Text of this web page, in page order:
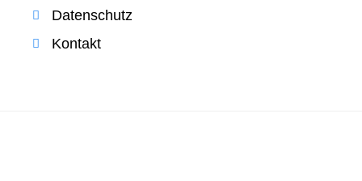
Datenschutz
Kontakt